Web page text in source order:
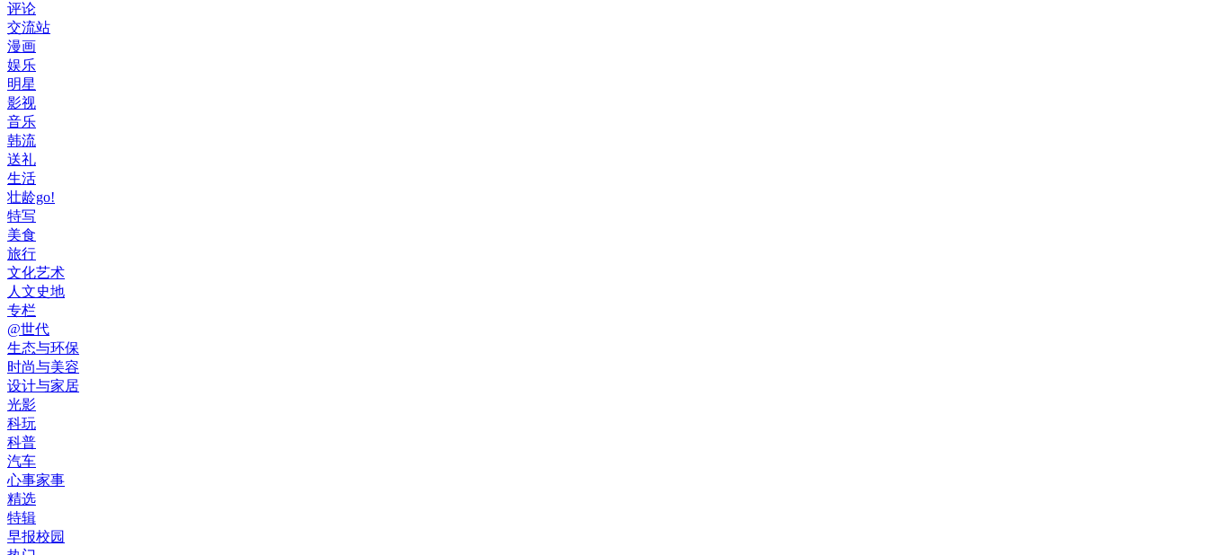
评论
交流站
漫画
娱乐
明星
影视
音乐
韩流
送礼
生活
壮龄go!
特写
美食
旅行
文化艺术
人文史地
专栏
@世代
生态与环保
时尚与美容
设计与家居
光影
科玩
科普
汽车
心事家事
精选
特辑
早报校园